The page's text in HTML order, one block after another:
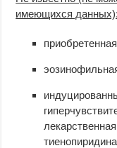
имеющихся данных):